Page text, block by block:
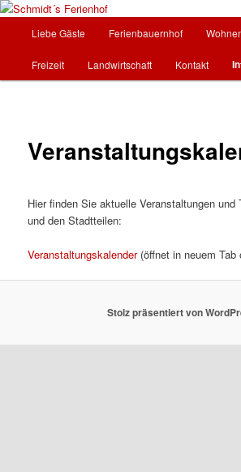
Zum
wechseln
Schmidt´s Ferienhof
Urlaub auf dem Bauernhof in Ostheim/Rhön
Liebe Gäste Ferienbauernhof
Freizeit Landwirtschaft Kontakt
Hier finden Sie aktuelle Veranstaltungen und
und den Stadtteilen:
Veranstaltungskalender(öffnet in neuem Tab
Stolz präsentiert von